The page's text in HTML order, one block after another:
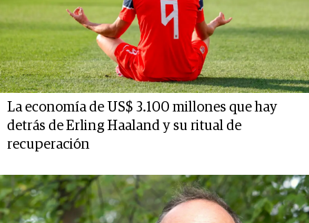
La economía de US$ 3.100 millones que hay
detrás de Erling Haaland y su ritual de
recuperación